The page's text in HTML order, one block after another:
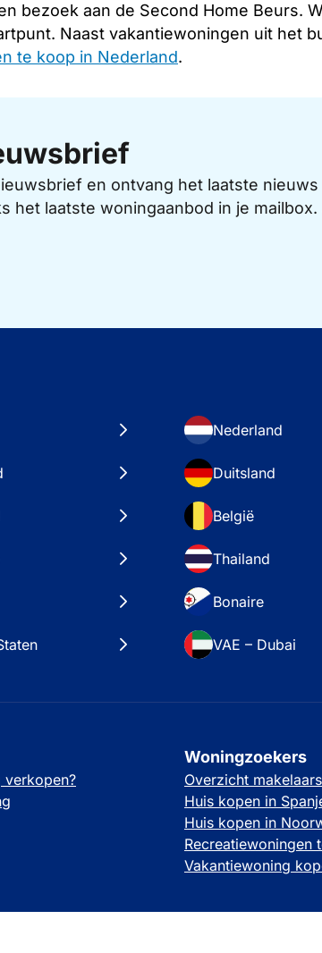
bezoek aan de Second Home Beurs.
Naast vakantiewoningen uit het
te koop in Nederland.
en ontvang het laatste
het laatste woningaanbod in je
Nederland
Duitsland
België
Thailand
Bonaire
VAE – Dubai
verkopen?
Woningzoekers
Overzicht makelaars
Huis kopen in
Huis kopen in
Recreatiewoningen
Vakantiewoning